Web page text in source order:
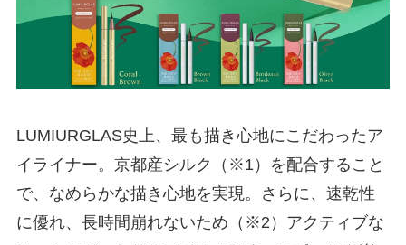
LUMIURGLAS史上、最も描き心地にこだわったア
イライナー。京都産シルク（※1）を配合すること
で、なめらかな描き心地を実現。さらに、速乾性
に優れ、長時間崩れないため（※2）アクティブな